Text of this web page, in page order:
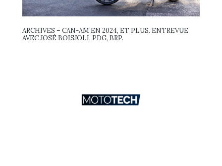
ARCHIVES – CAN-AM EN 2024, ET PLUS. ENTREVUE
AVEC JOSÉ BOISJOLI, PDG, BRP.